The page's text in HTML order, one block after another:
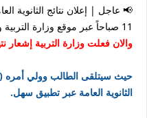
11 صباحاً عبر موقع وزارة التربية وتطبيق «سهل»
والان فعلت وزارة التربية إشعار
حيث سيتلقى الطالب وولي أمره
الثانوية العامة عبر تطبيق سهل.